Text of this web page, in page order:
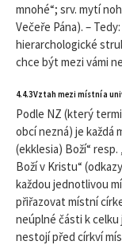
mnohé“; srv. mytí
Večeře Pána). –
hierarchologické
chce být mezi vámi
4.4.3 Vztah mezi místní a
Podle NZ (který
obcí nezná) je každá
(ekklesia) Boží“
Boží v Kristu“
každou jednotlivou
přiřazovat místní
neúplné části k
nestojí před církví